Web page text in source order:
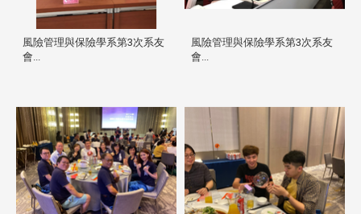
風險管理與保險學系第3次系友
會...
風險管理與保險學系第3次系友
會...